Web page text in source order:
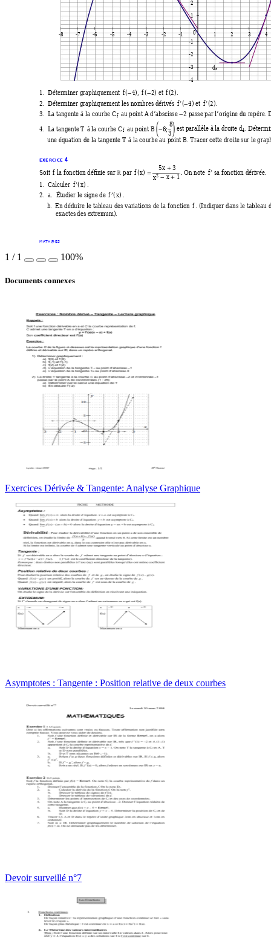
1
2
-1
-2
-3
-4
1 2 3
-1
-2
-3
-4
-5
-6
-7
-8
d3
1. Déterminer graphiquement f(−4), f(−2) et f(2).
2. Déterminer graphiquement les nombres dérivés f′(−4) et f′(2).
3. Latangenteàla courbe Cf au point Ad’abscisse −2 passe par l’origine du repère.
4. La tangente T àla courbe Cf au point B −6; 8
3!est parallèle à la droite d4.
une équation de la tangente Tà la courbe au point B. Tracer cette droite sur le
EXERCICE 4
Soit fla fonction déﬁnie sur Rpar f(x) =
5x + 3
x2
− x+ 1. On note f′ sa fonction dérivée.
1. Calculer f′(x) .
2. a. Étudier le signe de f′(x) .
b. En déduire le tableau des variations de la fonction f. (Indiquer dans le tableau
exactes des extremum).
MATH@ES
1 / 1 100%
Documents connexes
Exercices Dérivée & Tangente: Analyse Graphique
Asymptotes : Tangente : Position relative de deux courbes
Devoir surveillé n°7